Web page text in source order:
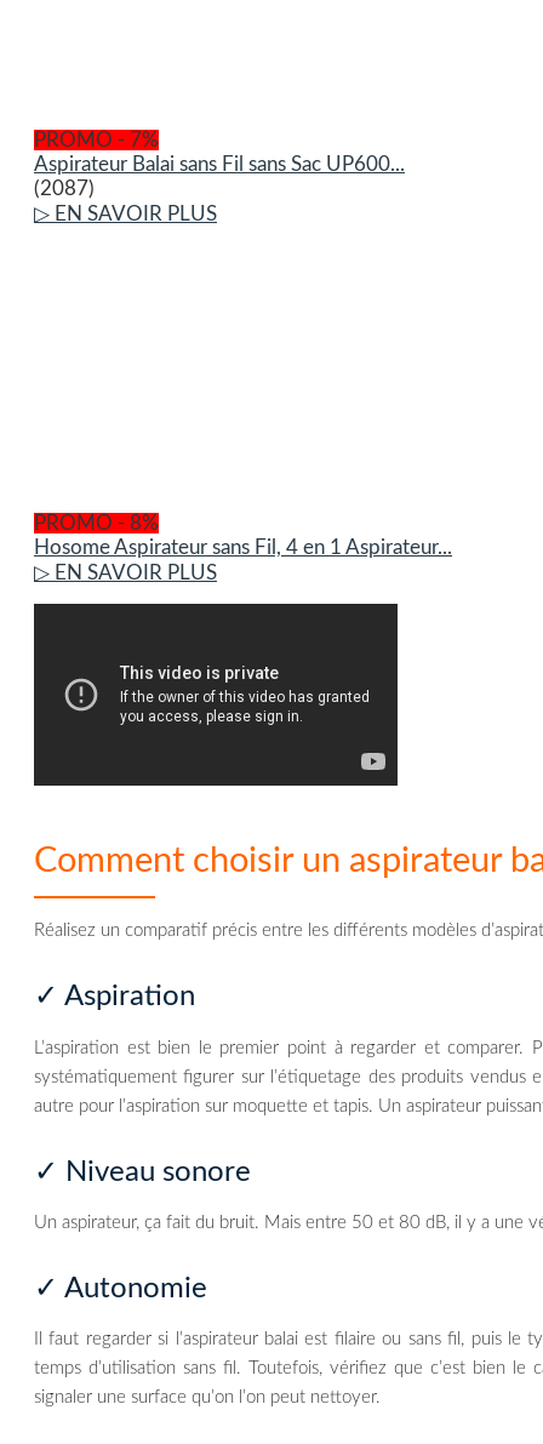
PROMO - 7%
Aspirateur Balai sans Fil sans Sac UP600...
(2087)
▷ EN SAVOIR PLUS
PROMO - 8%
Hosome Aspirateur sans Fil, 4 en 1 Aspirateur...
▷ EN SAVOIR PLUS
Comment choisir un aspirateur
Réalisez un comparatif précis entre les différents modèles
✓ Aspiration
L’aspiration est bien le premier point à regarder et
systématiquement figurer sur l’étiquetage des produits vendus
autre pour l’aspiration sur moquette et tapis. Un aspirateur
✓ Niveau sonore
Un aspirateur, ça fait du bruit. Mais entre 50 et 80 dB, il y a une
✓ Autonomie
Il faut regarder si l’aspirateur balai est filaire ou sans fil, puis
temps d’utilisation sans fil. Toutefois, vérifiez que c’est bien le
signaler une surface qu’on l’on peut nettoyer.